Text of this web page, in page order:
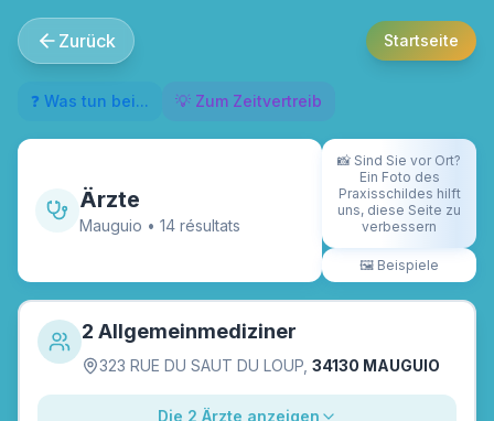
Zurück Startseite
❓ Was tun bei... 💡 Zum Zeitvertreib
Ärzte
Mauguio • 14 résultats
📸 Sind Sie vor Ort?
Ein Foto des
Praxisschildes hilft
uns, diese Seite zu
verbessern
🖼️ Beispiele
2 Allgemeinmediziner
323 RUE DU SAUT DU LOUP 34130 MAUGUIO
Die 2 Ärzte anzeigen